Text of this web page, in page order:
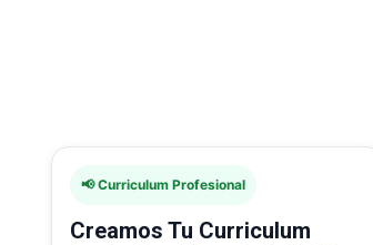
📢 Curriculum Profesional
Creamos Tu Curriculum